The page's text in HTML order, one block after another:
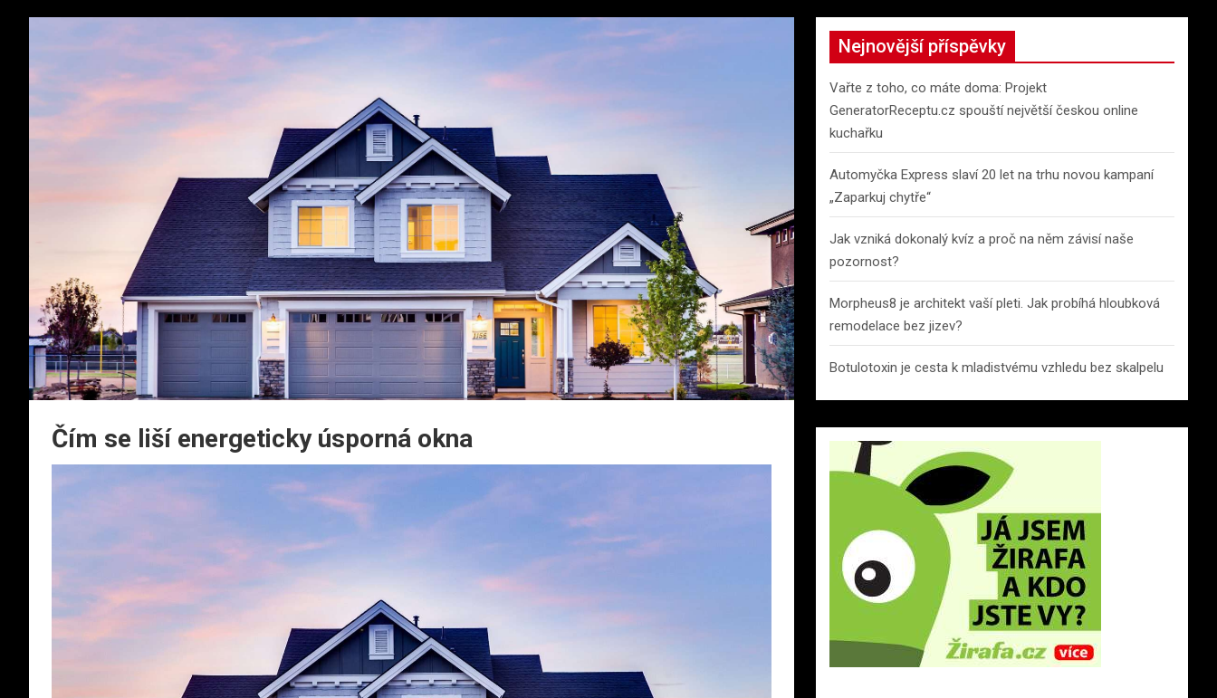
Čím se liší energeticky úsporná okna
Nejnovější příspěvky
Vařte z toho, co máte doma: Projekt
GeneratorReceptu.cz spouští největší českou online
kuchařku
Automyčka Express slaví 20 let na trhu novou kampaní
„Zaparkuj chytře“
Jak vzniká dokonalý kvíz a proč na něm závisí naše
pozornost?
Morpheus8 je architekt vaší pleti. Jak probíhá hloubková
remodelace bez jizev?
Botulotoxin je cesta k mladistvému vzhledu bez skalpelu